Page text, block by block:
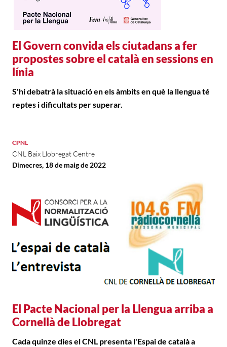
El Govern convida els ciutadans a fer
propostes sobre el català en sessions en
línia
S'hi debatrà la situació en els àmbits en què la llengua té
reptes i dificultats per superar.
El Pacte Nacional per la Llengua arriba a
Cornellà de Llobregat
CPNL
CNL Baix Llobregat Centre
Dimecres, 18 de maig de 2022
Cada quinze dies el CNL presenta l'Espai de català a